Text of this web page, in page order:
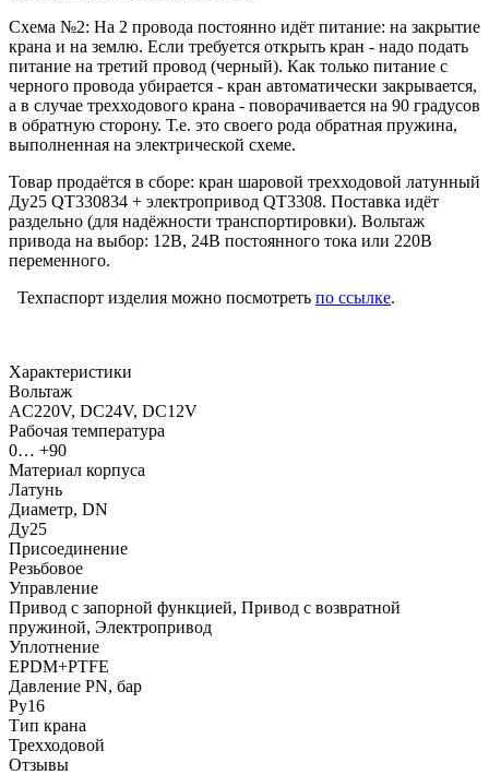
Схема №2: На 2 провода постоянно идёт питание: на закрытие
крана и на землю. Если требуется открыть кран - надо подать
питание на третий провод (черный). Как только питание с
черного провода убирается - кран автоматически закрывается,
а в случае трехходового крана - поворачивается на 90 градусов
в обратную сторону. Т.е. это своего рода обратная пружина,
выполненная на электрической схеме.
Товар продаётся в сборе: кран шаровой трехходовой латунный
Ду25 QT330834 + электропривод QT3308. Поставка идёт
раздельно (для надёжности транспортировки). Вольтаж
привода на выбор: 12В, 24В постоянного тока или 220В
переменного.
Техпаспорт изделия можно посмотреть по ссылке.
Характеристики
Вольтаж
AC220V, DC24V, DC12V
Рабочая температура
0… +90
Материал корпуса
Латунь
Диаметр, DN
Ду25
Присоединение
Резьбовое
Управление
Привод с запорной функцией, Привод с возвратной
пружиной, Электропривод
Уплотнение
EPDM+PTFE
Давление PN, бар
Ру16
Тип крана
Трехходовой
Отзывы